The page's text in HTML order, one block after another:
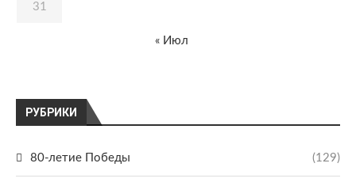
РУБРИКИ
80-летие Победы (129)
31
« Июл